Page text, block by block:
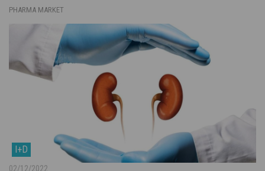
PHARMA MARKET
I+D
02/12/2022